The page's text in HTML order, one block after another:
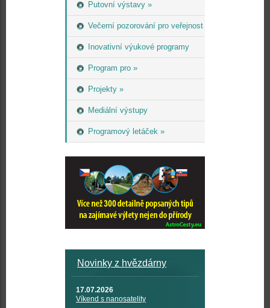
Putovní výstavy »
Večerní pozorování pro veřejnost
Inovativní výukové programy
Program pro »
Projekty »
Mediální výstupy
Programový letáček »
Novinky z hvězdárny
17.07.2026
Víkend s nanosatelity